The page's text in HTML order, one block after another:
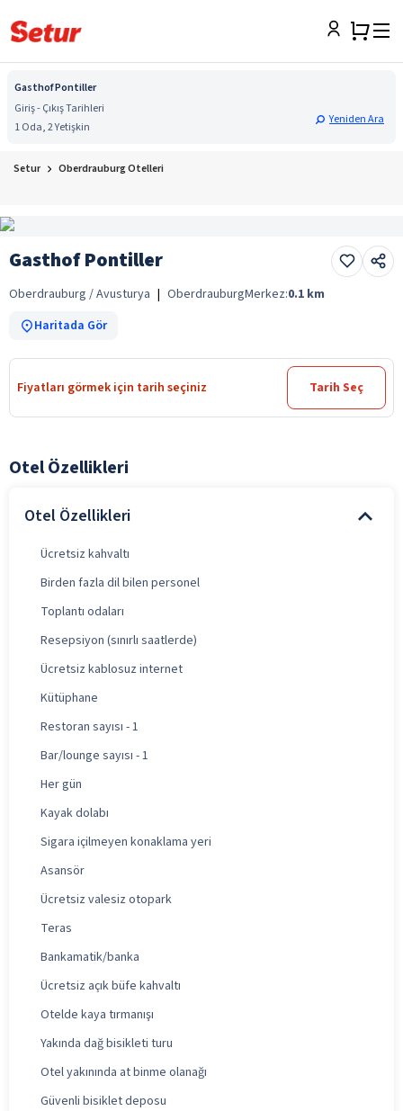
Gasthof Pontiller
Giriş - Çıkış Tarihleri
1 Oda, 2 Yetişkin
Yeniden Ara
Setur Oberdrauburg Otelleri
Gasthof Pontiller
Oberdrauburg / Avusturya | OberdrauburgMerkez:0.1 km
Haritada Gör
Fiyatları görmek için tarih seçiniz Tarih Seç
Otel Özellikleri
Otel Özellikleri
Ücretsiz kahvaltı
Birden fazla dil bilen personel
Toplantı odaları
Resepsiyon (sınırlı saatlerde)
Ücretsiz kablosuz internet
Kütüphane
Restoran sayısı - 1
Bar/lounge sayısı - 1
Her gün
Kayak dolabı
Sigara içilmeyen konaklama yeri
Asansör
Ücretsiz valesiz otopark
Teras
Bankamatik/banka
Ücretsiz açık büfe kahvaltı
Otelde kaya tırmanışı
Yakında dağ bisikleti turu
Otel yakınında at binme olanağı
Güvenli bisiklet deposu